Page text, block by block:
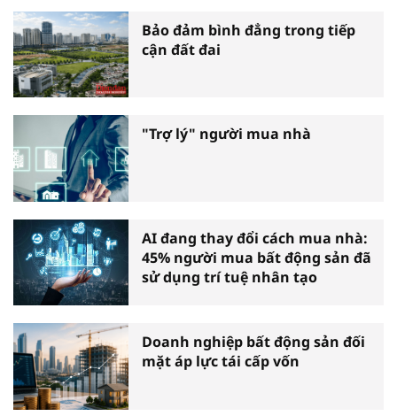
Bảo đảm bình đẳng trong tiếp
cận đất đai
"Trợ lý" người mua nhà
AI đang thay đổi cách mua nhà:
45% người mua bất động sản đã
sử dụng trí tuệ nhân tạo
Doanh nghiệp bất động sản đối
mặt áp lực tái cấp vốn